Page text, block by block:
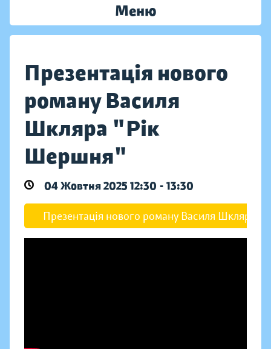
Меню
Презентація нового
роману Василя
Шкляра "Рік
Шершня"
04 Жовтня 2025 12:30 - 13:30
Презентація нового роману Василя Шкляра